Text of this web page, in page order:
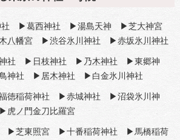
▶ 葛西神社 ▶ 湯島天神 ▶ 芝大神宮
八幡宮▶ 渋谷氷川神社 ▶ 赤坂氷川神社
社 ▶ 日枝神社 ▶ 乃木神社 ▶東郷神
神社 ▶ 居木神社 ▶白金氷川神社
徳稲荷神社 ▶赤城神社 ▶沼袋氷川神
虎ノ門金刀比羅宮
芝東照宮 ▶十番稲荷神社 ▶馬橋稲荷